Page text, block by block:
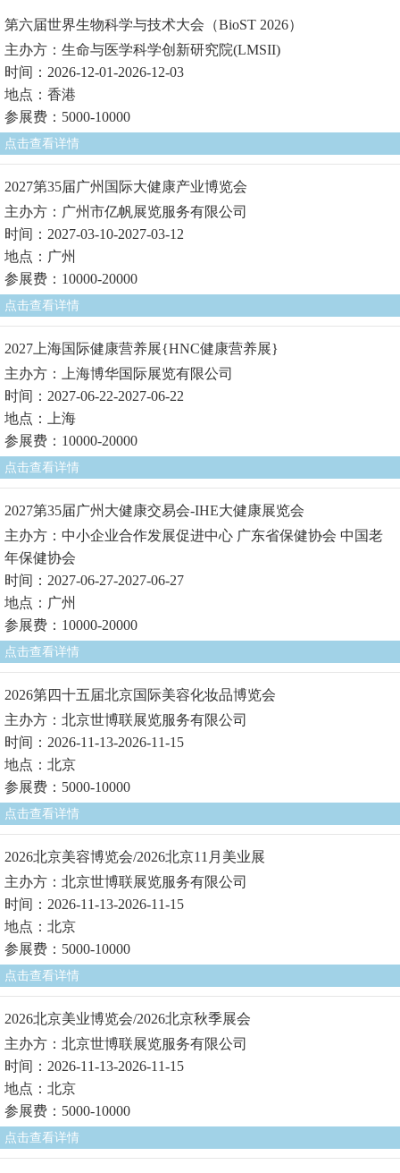
第六届世界生物科学与技术大会（BioST 2026）
主办方：生命与医学科学创新研究院(LMSII)
时间：2026-12-01-2026-12-03
地点：香港
参展费：5000-10000
点击查看详情
2027第35届广州国际大健康产业博览会
主办方：广州市亿帆展览服务有限公司
时间：2027-03-10-2027-03-12
地点：广州
参展费：10000-20000
点击查看详情
2027上海国际健康营养展{HNC健康营养展}
主办方：上海博华国际展览有限公司
时间：2027-06-22-2027-06-22
地点：上海
参展费：10000-20000
点击查看详情
2027第35届广州大健康交易会-IHE大健康展览会
主办方：中小企业合作发展促进中心 广东省保健协会 中国老
年保健协会
时间：2027-06-27-2027-06-27
地点：广州
参展费：10000-20000
点击查看详情
2026第四十五届北京国际美容化妆品博览会
主办方：北京世博联展览服务有限公司
时间：2026-11-13-2026-11-15
地点：北京
参展费：5000-10000
点击查看详情
2026北京美容博览会/2026北京11月美业展
主办方：北京世博联展览服务有限公司
时间：2026-11-13-2026-11-15
地点：北京
参展费：5000-10000
点击查看详情
2026北京美业博览会/2026北京秋季展会
主办方：北京世博联展览服务有限公司
时间：2026-11-13-2026-11-15
地点：北京
参展费：5000-10000
点击查看详情